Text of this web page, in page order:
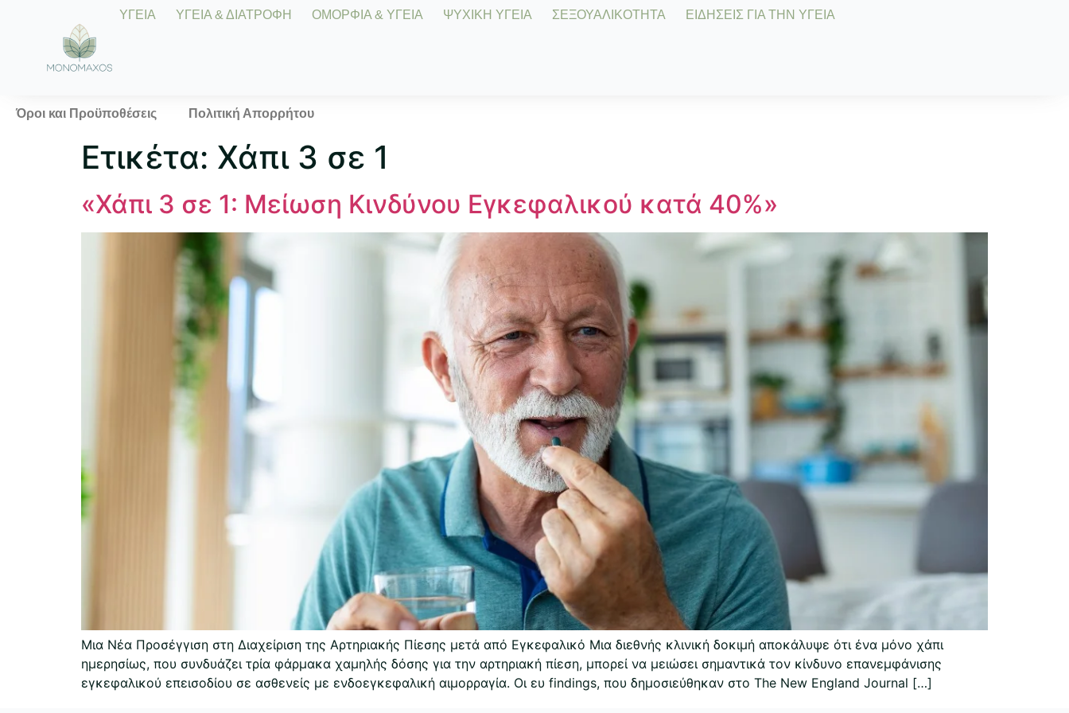
ΥΓΕΙΑ ΥΓΕΙΑ & ΔΙΑΤΡΟΦΗ ΟΜΟΡΦΙΑ & ΥΓΕΙΑ ΨΥΧΙΚΗ ΥΓΕΙΑ ΣΕΞΟΥΑΛΙΚΟΤΗΤΑ ΕΙΔΗΣΕΙΣ ΓΙΑ ΤΗΝ ΥΓΕΙΑ
Όροι και Προϋποθέσεις Πολιτική Απορρήτου
Ετικέτα: Χάπι 3 σε 1
«Χάπι 3 σε 1: Μείωση Κινδύνου Εγκεφαλικού κατά 40%»
Μια Νέα Προσέγγιση στη Διαχείριση της Αρτηριακής Πίεσης μετά από Εγκεφαλικό Μια διεθνής κλινική δοκιμή αποκάλυψε ότι ένα μόνο χάπι
ημερησίως, που συνδυάζει τρία φάρμακα χαμηλής δόσης για την αρτηριακή πίεση, μπορεί να μειώσει σημαντικά τον κίνδυνο επανεμφάνισης
εγκεφαλικού επεισοδίου σε ασθενείς με ενδοεγκεφαλική αιμορραγία. Οι ευ findings, που δημοσιεύθηκαν στο The New England Journal […]